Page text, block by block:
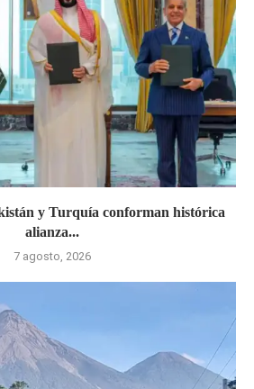
y Turquía conforman histórica
alianza...
7 agosto, 2026